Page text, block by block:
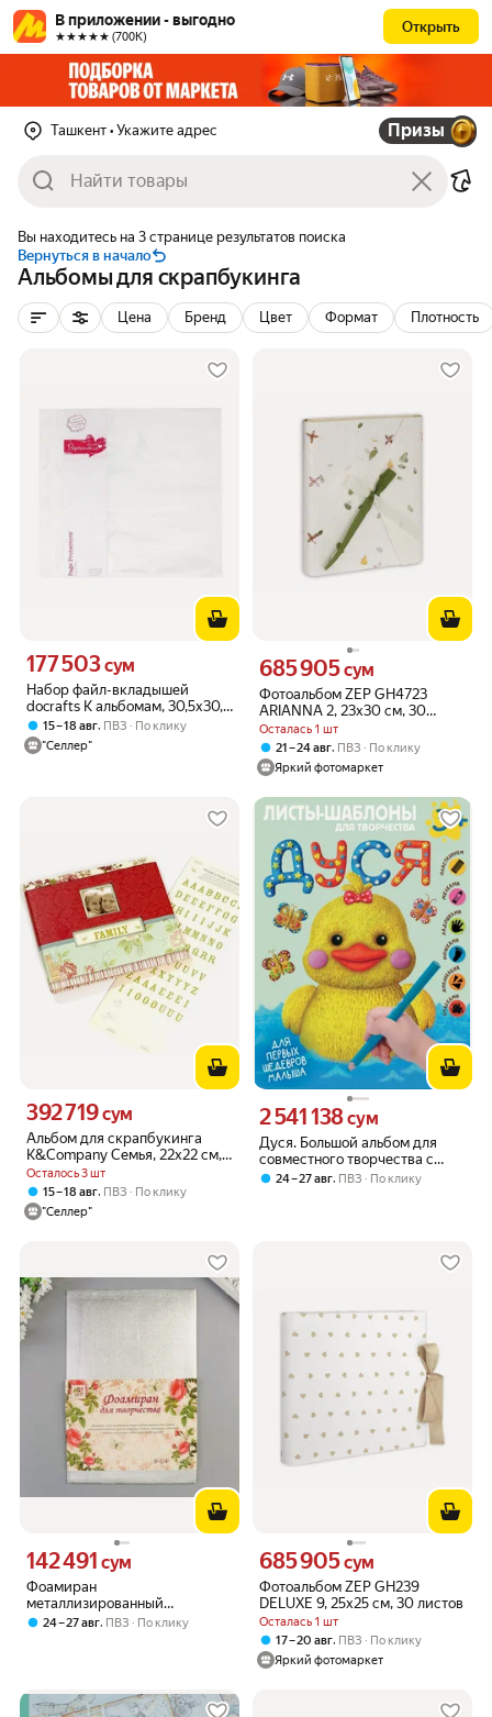
В приложении - выгодно
★★★★★ (700К)
Открыть
Ташкент • Укажите адрес Призы
Вы находитесь на 3 странице результатов поиска
Вернуться в начало
Альбомы для скрапбукинга
Цена Бренд Цвет Формат Плотность
Набор файл-вкладышей
docrafts К альбомам, 30,5х30,5
см, прозрачные, 10 шт
Цена 177503 сум вместо
177 503сум
15 – 18 авг, ПВЗ
По клику
"Селлер"
Фотоальбом ZEP GH4723
ARIANNA 2, 23x30 см, 30
листов
Осталась 1 шт
Цена 685905 сум вместо
685 905сум
21 – 24 авг, ПВЗ
По клику
Яркий фотомаркет
Альбом для скрапбукинга
K&Company Семья, 22х22 см,
10 файлов, на винтах, KCO-30-
442207
Осталось 3 шт
Цена 392719 сум вместо
392 719сум
15 – 18 авг, ПВЗ
По клику
"Селлер"
Дуся. Большой альбом для
совместного творчества с
малышом 3+. Листы-шаблоны
Цена 2541138 сум вместо
2 541 138сум
24 – 27 авг, ПВЗ По клику
Фоамиран
металлизированный
"Серебро" 2 мм формат А4
Цена 142491 сум вместо
142 491 сум
24 – 27 авг, ПВЗ По клику
Фотоальбом ZEP GH239
DELUXE 9, 25x25 см, 30 листов
Осталась 1 шт
Цена 685905 сум вместо
685 905сум
17 – 20 авг, ПВЗ
По клику
Яркий фотомаркет